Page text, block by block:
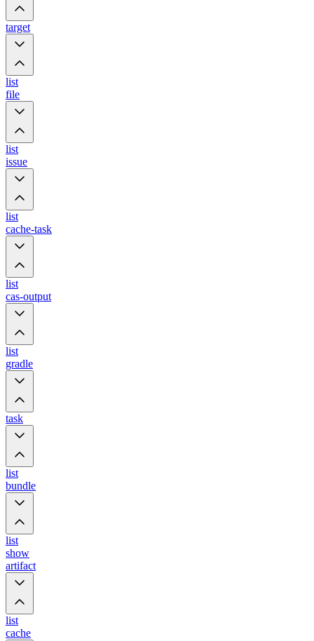
target
list
file
list
issue
list
cache-task
list
cas-output
list
gradle
task
list
bundle
list
show
artifact
list
cache